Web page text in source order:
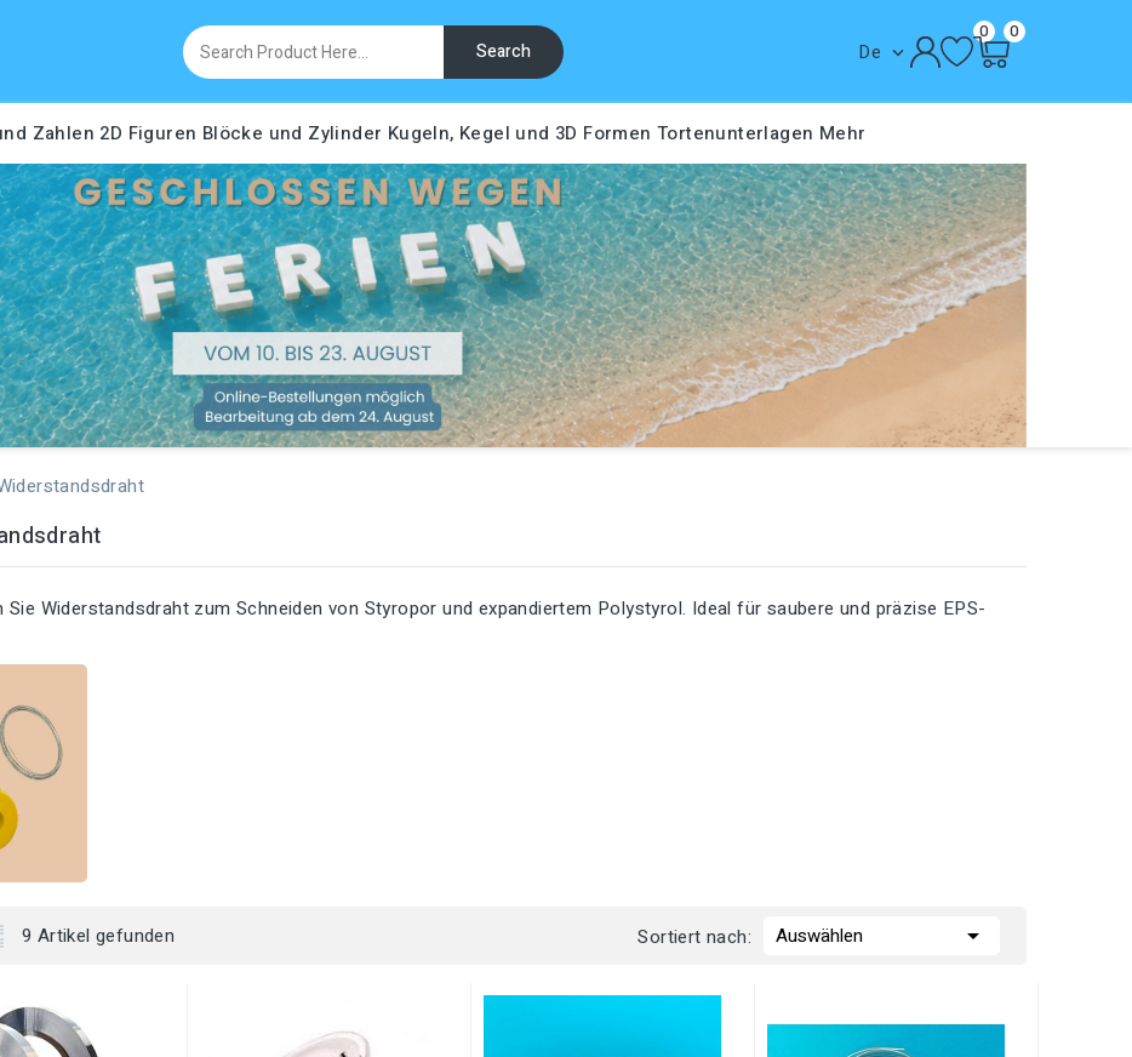
Search De 
0 0
Zahlen 2D Figuren Blöcke und Zylinder Kugeln, Kegel und 3D Formen Tortenunterlagen Mehr
Sie Widerstandsdraht zum Schneiden von Styropor und expandiertem Polystyrol. Ideal für saubere und präzise EPS-
9 Artikel gefunden Sortiert nach: Auswählen 